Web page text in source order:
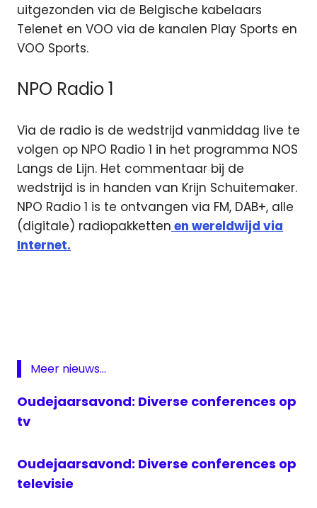
uitgezonden via de Belgische kabelaars
Telenet en VOO via de kanalen Play Sports en
VOO Sports.
NPO Radio 1
Via de radio is de wedstrijd vanmiddag live te
volgen op NPO Radio 1 in het programma NOS
Langs de Lijn. Het commentaar bij de
wedstrijd is in handen van Krijn Schuitemaker.
NPO Radio 1 is te ontvangen via FM, DAB+, alle
(digitale) radiopakketten en wereldwijd via
Internet.
hockey
livestream
hockey
Belgie
NPO
Meer nieuws...
Oudejaarsavond: Diverse conferences op
tv
Oudejaarsavond: Diverse conferences op
televisie